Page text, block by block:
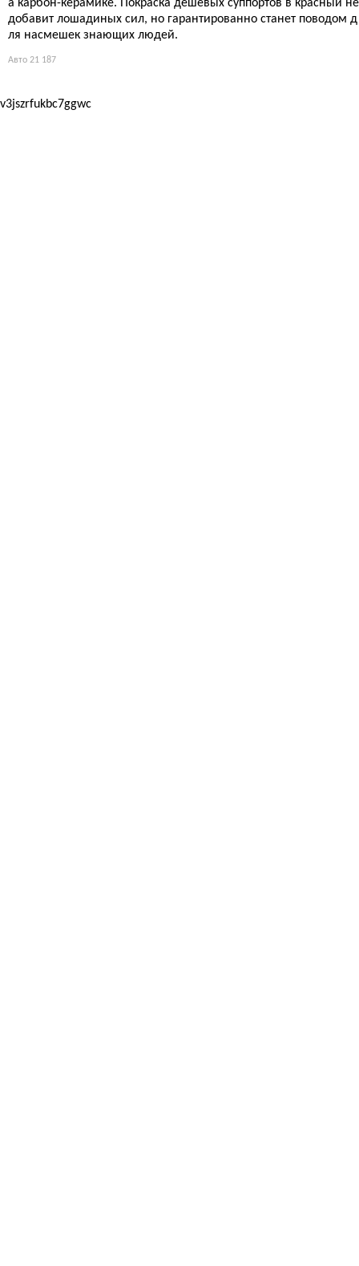
а карбон-керамике. Покраска дешёвых суппортов в красный не
добавит лошадиных сил, но гарантированно станет поводом д
ля насмешек знающих людей.
Авто 21 187
v3jszrfukbc7ggwc